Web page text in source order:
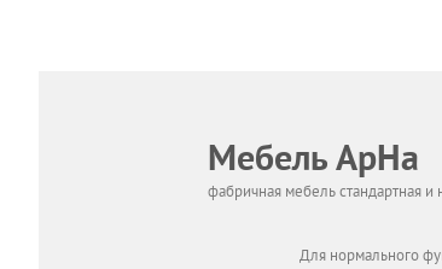
Мебель АрНа
фабричная мебель стандартная и
Для нормального